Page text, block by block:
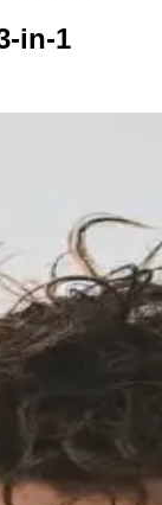
in-1